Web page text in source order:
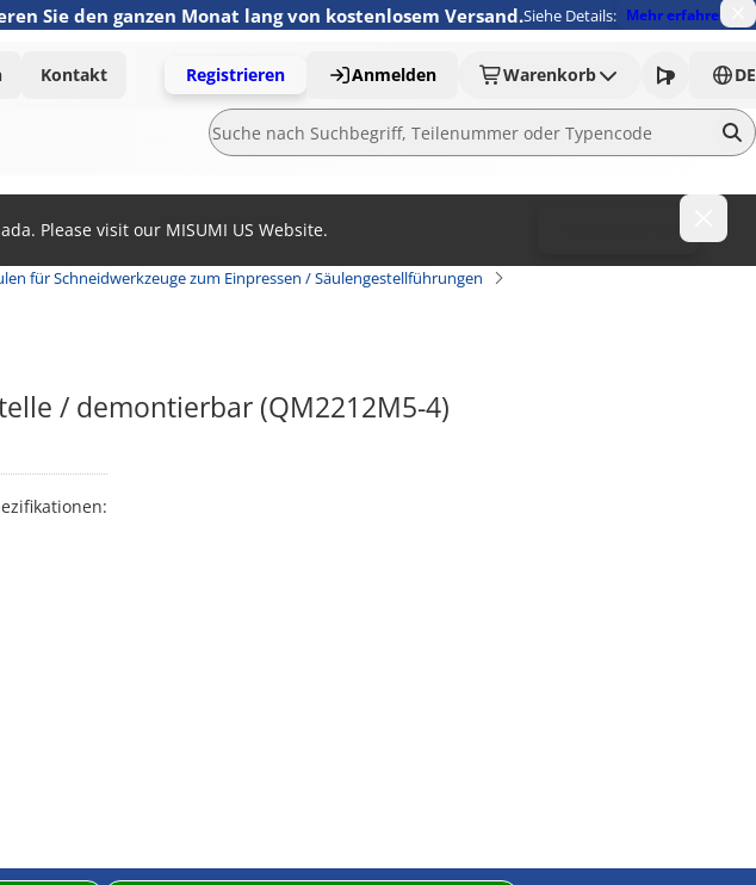
Sie den ganzen Monat lang von kostenlosem Versand.Siehe Details: Mehr erfahren
Kontakt Registrieren Anmelden Warenkorb DE
Please visit our MISUMI US Website.
für Schneidwerkzeuge zum Einpressen / Säulengestellführungen
/ demontierbar (QM2212M5-4)